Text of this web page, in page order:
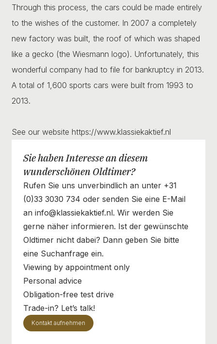
Through this process, the cars could be made entirely
to the wishes of the customer. In 2007 a completely
new factory was built, the roof of which was shaped
like a gecko (the Wiesmann logo). Unfortunately, this
wonderful company had to file for bankruptcy in 2013.
A total of 1,600 sports cars were built from 1993 to
2013.
See our website https://www.klassiekaktief.nl
Sie haben Interesse an diesem
wunderschönen Oldtimer?
Rufen Sie uns unverbindlich an unter +31
(0)33 3030 734 oder senden Sie eine E-Mail
an info@klassiekaktief.nl. Wir werden Sie
gerne näher informieren. Ist der gewünschte
Oldtimer nicht dabei? Dann geben Sie bitte
eine Suchanfrage ein.
Viewing by appointment only
Personal advice
Obligation-free test drive
Trade-in? Let’s talk!
Kontakt aufnehmen